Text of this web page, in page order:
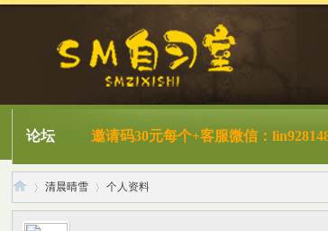
论坛 邀请码30元每个+客服微信：
清晨晴雪 个人资料